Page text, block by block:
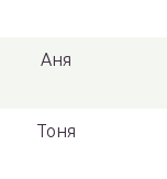
Аня
Тоня